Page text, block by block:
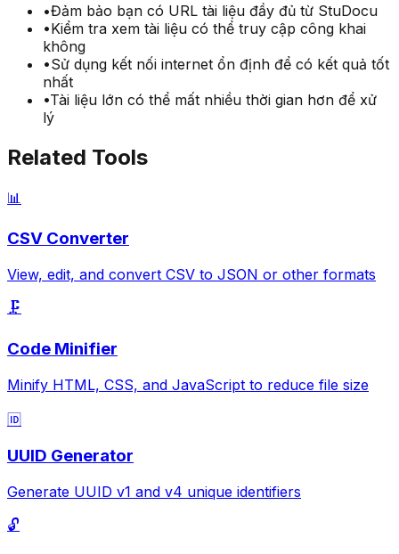
•Đảm bảo bạn có URL tài liệu đầy đủ từ StuDocu
•Kiểm tra xem tài liệu có thể truy cập công khai
không
•Sử dụng kết nối internet ổn định để có kết quả tốt
nhất
•Tài liệu lớn có thể mất nhiều thời gian hơn để xử
lý
Related Tools
📊
CSV Converter
View, edit, and convert CSV to JSON or other formats
🗜️
Code Minifier
Minify HTML, CSS, and JavaScript to reduce file size
🆔
UUID Generator
Generate UUID v1 and v4 unique identifiers
🔓